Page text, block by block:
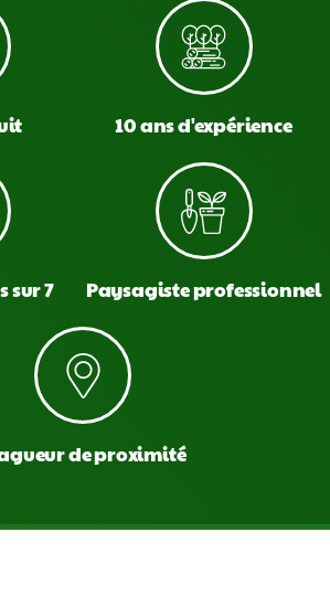
10 ans d'expérience
sur 7 Paysagiste professionnel
de proximité